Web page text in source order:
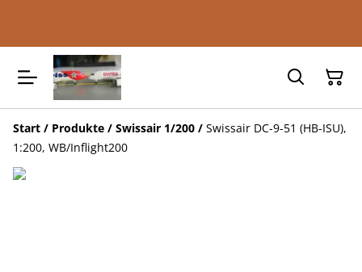
Start / Produkte / Swissair 1/200 / Swissair DC-9-51 (HB-ISU),
1:200, WB/Inflight200